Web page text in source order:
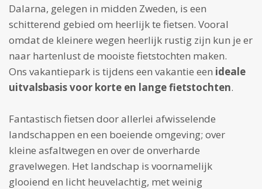
Dalarna, gelegen in midden Zweden, is een
schitterend gebied om heerlijk te fietsen. Vooral
omdat de kleinere wegen heerlijk rustig zijn kun je er
naar hartenlust de mooiste fietstochten maken.
Ons vakantiepark is tijdens een vakantie een ideale
uitvalsbasis voor korte en lange fietstochten.
Fantastisch fietsen door allerlei afwisselende
landschappen en een boeiende omgeving; over
kleine asfaltwegen en over de onverharde
gravelwegen. Het landschap is voornamelijk
glooiend en licht heuvelachtig, met weinig